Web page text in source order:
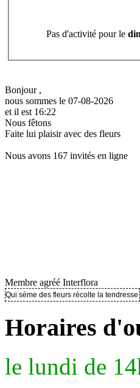
Pas d'activité pour le
Bonjour ,
nous sommes le 07-08-2026
et il est 16:22
Nous fêtons
Faite lui plaisir avec des fleurs
Nous avons 167 invités en ligne
Membre agréé Interflora
Qui sème des fleurs récolte la tendresse ..
Horaires
le lundi de